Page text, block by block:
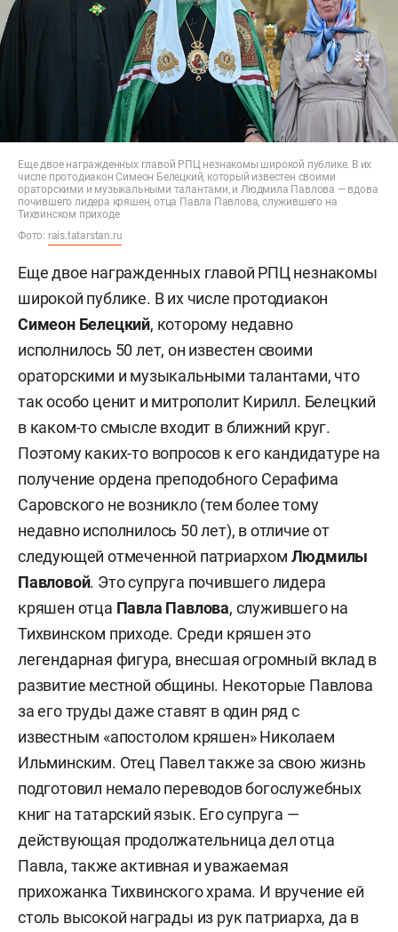
Еще двое награжденных главой РПЦ незнакомы широкой публике. В их
числе протодиакон Симеон Белецкий, который известен своими
ораторскими и музыкальными талантами, и Людмила Павлова — вдова
почившего лидера кряшен, отца Павла Павлова, служившего на
Тихвинском приходе
Фото: rais.tatarstan.ru
Еще двое награжденных главой РПЦ незнакомы
широкой публике. В их числе протодиакон
Симеон Белецкий, которому недавно
исполнилось 50 лет, он известен своими
ораторскими и музыкальными талантами, что
так особо ценит и митрополит Кирилл. Белецкий
в каком-то смысле входит в ближний круг.
Поэтому каких-то вопросов к его кандидатуре на
получение ордена преподобного Серафима
Саровского не возникло (тем более тому
недавно исполнилось 50 лет), в отличие от
следующей отмеченной патриархом Людмилы
Павловой. Это супруга почившего лидера
кряшен отца Павла Павлова, служившего на
Тихвинском приходе. Среди кряшен это
легендарная фигура, внесшая огромный вклад в
развитие местной общины. Некоторые Павлова
за его труды даже ставят в один ряд с
известным «апостолом кряшен» Николаем
Ильминским. Отец Павел также за свою жизнь
подготовил немало переводов богослужебных
книг на татарский язык. Его супруга —
действующая продолжательница дел отца
Павла, также активная и уважаемая
прихожанка Тихвинского храма. И вручение ей
столь высокой награды из рук патриарха, да в